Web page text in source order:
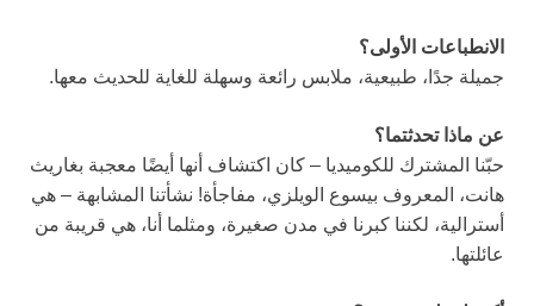
الانطباعات الأولى؟
جميلة جدًا، طبيعية، ملابس رائعة وسهلة للغاية للحديث معها.
عن ماذا تحدثتما؟
حبّنا المشترك للكوميديا – كان اكتشاف أنها أيضًا معجبة بغاريث
هانت، المعروف بيسوع الويلزي، مفاجأة! نشأتنا المشابهة – هي
أسترالية، لكننا كبرنا في مدن صغيرة، ومثلما أنا، هي قريبة من
عائلتها.